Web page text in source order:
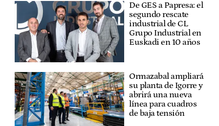
De GES a Papresa: el
segundo rescate
industrial de CL
Grupo Industrial en
Euskadi en 10 años
Ormazabal ampliará
su planta de Igorre y
abrirá una nueva
línea para cuadros
de baja tensión